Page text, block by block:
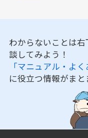
わからないことは右
談してみよう！
「マニュアル・よく
に役立つ情報がまと